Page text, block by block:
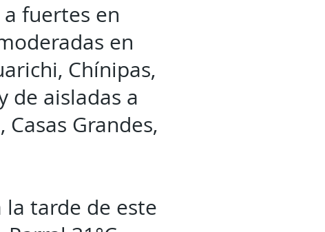
fuertes en
en
Chínipas,
de aisladas a
Grandes,
tarde de este